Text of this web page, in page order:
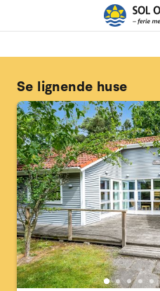
Se lignende huse